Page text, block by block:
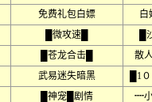
免费礼包白嫖
白
█微攻速█
█
█苍龙合击█
散
武易迷失暗黑
█1
█神宠█剧情
┉